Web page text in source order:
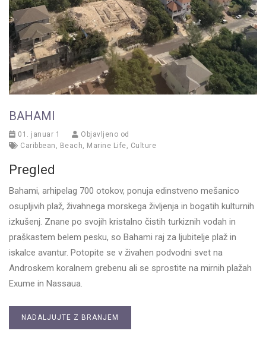
BAHAMI
01. januar 1
Objavljeno od
Caribbean , Beach, Marine Life, Culture
Pregled
Bahami, arhipelag 700 otokov, ponuja edinstveno mešanico
osupljivih plaž, živahnega morskega življenja in bogatih kulturnih
izkušenj. Znane po svojih kristalno čistih turkiznih vodah in
praškastem belem pesku, so Bahami raj za ljubitelje plaž in
iskalce avantur. Potopite se v živahen podvodni svet na
Androskem koralnem grebenu ali se sprostite na mirnih plažah
Exume in Nassaua.
NADALJUJTE Z BRANJEM